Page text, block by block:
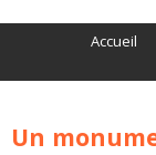
Accueil
Un